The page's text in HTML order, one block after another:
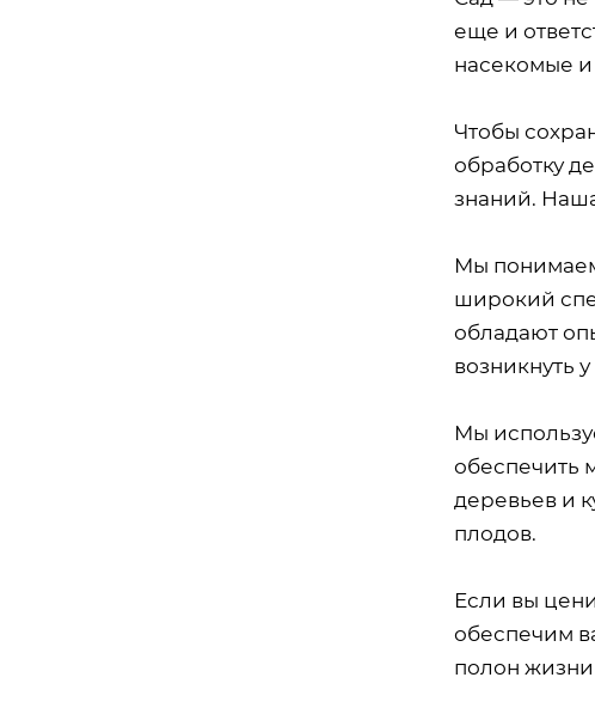
еще и
насекомые и
Чтобы
обработку
знаний.
Мы
широкий
обладают
возникнуть
Мы
обеспечить
деревьев и
плодов.
Если вы
обеспечим
полон